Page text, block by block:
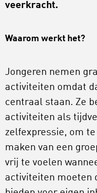
veerkracht.
Waarom werkt het?
Jongeren nemen
activiteiten omdat
centraal staan. Ze
activiteiten als
zelfexpressie, om
maken van een
vrij te voelen
activiteiten moeten